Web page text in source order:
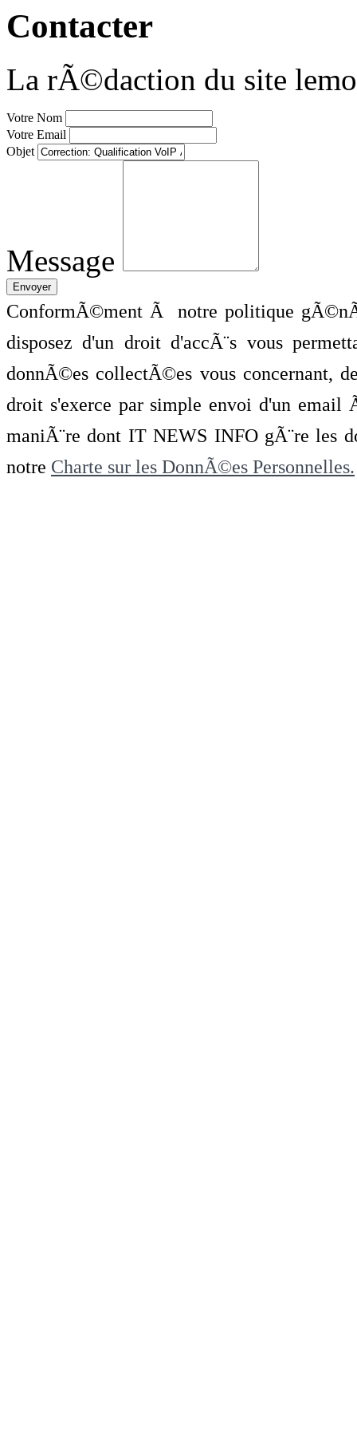
Contacter
La rÃ©daction du site
Votre Nom
Votre Email
Objet
Message
ConformÃ©ment Ã notre politique
disposez d'un droit d'accÃ¨s vous
donnÃ©es collectÃ©es vous concernant,
droit s'exerce par simple envoi d'un
maniÃ¨re dont IT NEWS INFO gÃ¨re les
notre Charte sur les DonnÃ©es Personnelles.